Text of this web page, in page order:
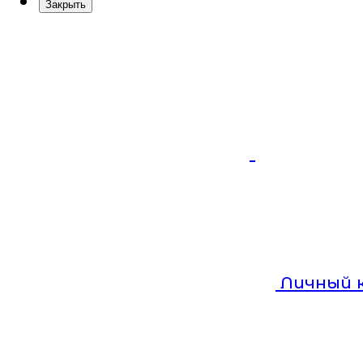
Закрыть
Личный